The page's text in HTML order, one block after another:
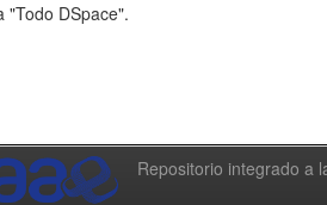
"Todo DSpace".
Repositorio integrado a